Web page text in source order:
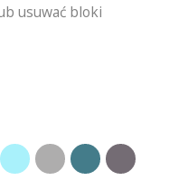
usuwać bloki